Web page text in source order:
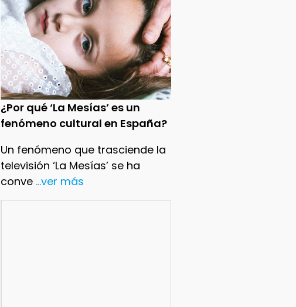
¿Por qué ‘La Mesías’ es un
fenómeno cultural en España?
Un fenómeno que trasciende la
televisión ‘La Mesías’ se ha
conve ...ver más